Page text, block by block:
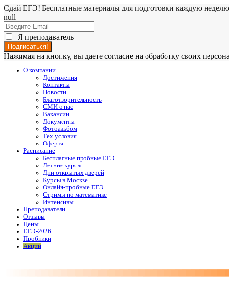
Сдай ЕГЭ! Бесплатные материалы для подготовки каждую
null
Я преподаватель
Нажимая на кнопку, вы даете согласие на обработку своих
О компании
Достижения
Контакты
Новости
Благотворительность
СМИ о нас
Вакансии
Документы
Фотоальбом
Тех условия
Оферта
Расписание
Бесплатные пробные ЕГЭ
Летние курсы
Дни открытых дверей
Курсы в Москве
Онлайн-пробные ЕГЭ
Стримы по математике
Интенсивы
Преподаватели
Отзывы
Цены
ЕГЭ-2026
Пробники
Акции